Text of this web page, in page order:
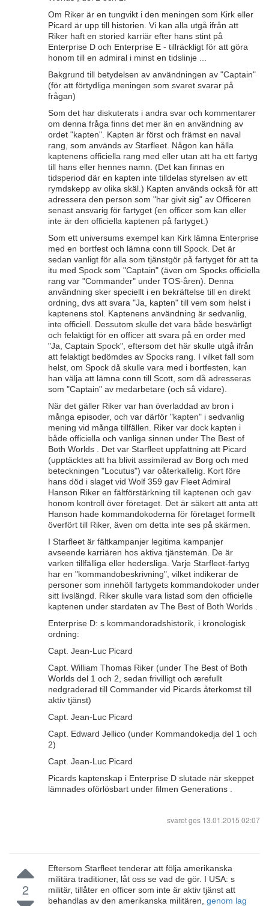
Om Riker är en tungvikt i den meningen som Kirk eller
Picard är upp till historien. Vi kan alla utgå ifrån att
Riker haft en storied karriär efter hans stint på
Enterprise D och Enterprise E - tillräckligt för att göra
honom till en admiral i minst en tidslinje ...
Bakgrund till betydelsen av användningen av "Captain"
(för att förtydliga meningen som svaret svarar på
frågan)
Som det har diskuterats i andra svar och kommentarer
om denna fråga finns det mer än en användning av
ordet "kapten". Kapten är först och främst en naval
rang, som används av Starfleet. Någon kan hålla
kaptenens officiella rang med eller utan att ha ett fartyg
till hans eller hennes namn. (Det kan finnas en
tidsperiod där en kapten inte tilldelas styrelsen av ett
rymdskepp av olika skäl.) Kapten används också för att
adressera den person som "har givit sig" av Officeren
senast ansvarig för fartyget (en officer som kan eller
inte är den officiella kaptenen på fartyget.)
Som ett universums exempel kan Kirk lämna Enterprise
med en bortfest och lämna conn till Spock. Det är
sedan vanligt för alla som tjänstgör på fartyget för att ta
itu med Spock som "Captain" (även om Spocks officiella
rang var "Commander" under TOS-åren). Denna
användning sker speciellt i en bekräftelse till en direkt
ordning, dvs att svara "Ja, kapten" till vem som helst i
kaptenens stol. Kaptenens användning är sedvanlig,
inte officiell. Dessutom skulle det vara både besvärligt
och felaktigt för en officer att svara på en order med
"Ja, Captain Spock", eftersom det här skulle utgå ifrån
att felaktigt bedömdes av Spocks rang. I vilket fall som
helst, om Spock då skulle vara med i bortfesten, kan
han välja att lämna conn till Scott, som då adresseras
som "Captain" av medarbetare (och så vidare).
När det gäller Riker var han överladdad av bron i
många episoder, och var därför "kapten" i sedvanlig
mening vid många tillfällen. Riker var dock kapten i
både officiella och vanliga sinnen under The Best of
Both Worlds . Det var Starfleet uppfattning att Picard
(upptäcktes att ha blivit assimilerad av Borg och med
beteckningen "Locutus") var oåterkallelig. Kort före
hans död i slaget vid Wolf 359 gav Fleet Admiral
Hanson Riker en fältförstärkning till kaptenen och gav
honom kontroll över företaget. Det är säkert att anta att
Hanson hade kommandokoderna för företaget formellt
överfört till Riker, även om detta inte ses på skärmen.
I Starfleet är fältkampanjer legitima kampanjer
avseende karriären hos aktiva tjänstemän. De är
varken tillfälliga eller hedersliga. Varje Starfleet-fartyg
har en "kommandobeskrivning", vilket indikerar de
personer som innehöll fartygets kommandokoder under
sitt livslängd. Riker skulle vara listad som den officielle
kaptenen under stardaten av The Best of Both Worlds .
Enterprise D: s kommandoradshistorik, i kronologisk
ordning:
Capt. Jean-Luc Picard
Capt. William Thomas Riker (under The Best of Both
Worlds del 1 och 2, sedan frivilligt och ærefullt
nedgraderad till Commander vid Picards återkomst till
aktiv tjänst)
Capt. Jean-Luc Picard
Capt. Edward Jellico (under Kommandokedja del 1 och
2)
Capt. Jean-Luc Picard
Picards kaptenskap i Enterprise D slutade när skeppet
lämnades oförlösbart under filmen Generations .
svaret ges 13.01.2015 02:07
2
Eftersom Starfleet tenderar att följa amerikanska
militära traditioner, låt oss se vad de gör. I USA: s
militär, tillåter en officer som inte är aktiv tjänst att
behandlas av den amerikanska militären, genom lag